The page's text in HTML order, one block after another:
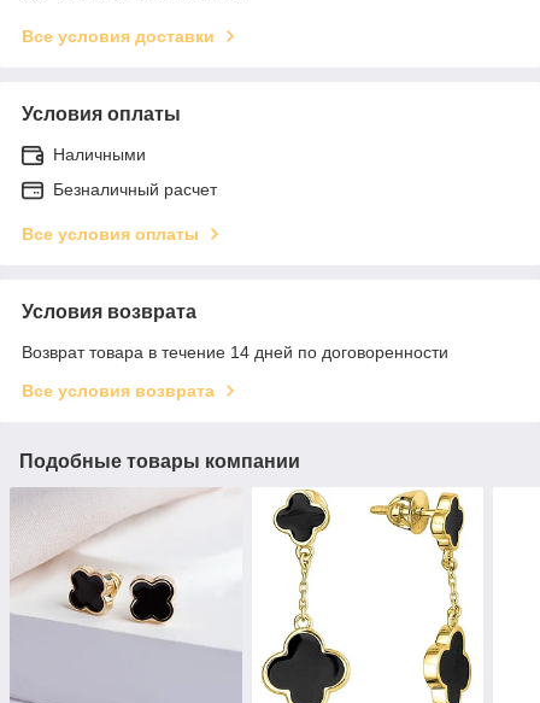
Все условия доставки
Условия оплаты
Наличными
Безналичный расчет
Все условия оплаты
Условия возврата
Возврат товара в течение 14 дней по договоренности
Все условия возврата
Подобные товары компании